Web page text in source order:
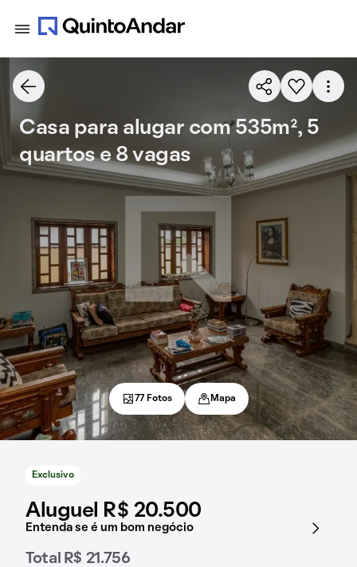
Exclusivo
Aluguel R$ 20.500
Entenda se é um bom negócio
Total R$ 21.756
Casa para alugar com 535m², 5
quartos e 8 vagas
77 Fotos Mapa